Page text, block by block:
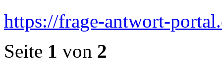
https://frage-antwort-
Seite 1 von 2